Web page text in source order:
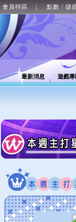
會員特區 點數 / 儲
最新消息 遊戲